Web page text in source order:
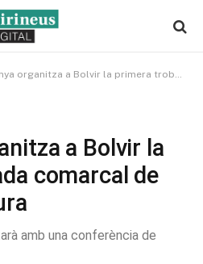
a Bolvir la primera trobada comarcal de clubs de lectura
a Bolvir la
comarcal de
amb una conferència de